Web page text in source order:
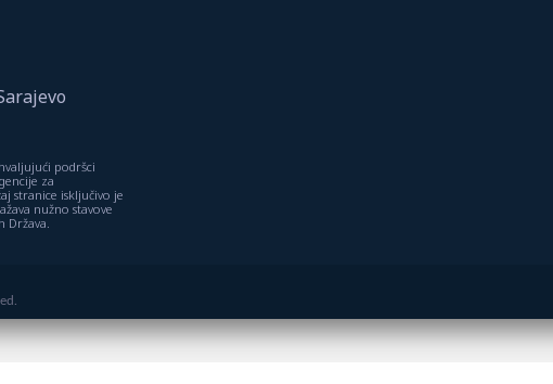
podršci
za
stranice isključivo je
nužno stavove
Država.